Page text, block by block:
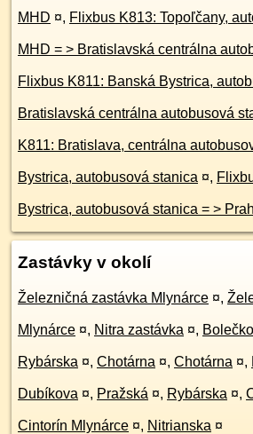
MHD ¤, Flixbus K813: Topoľčany,
MHD = > Bratislavská centrálna
Flixbus K811: Banská Bystrica,
Bratislavská centrálna autobusová
K811: Bratislava, centrálna autobusová
Bystrica, autobusová stanica ¤,
Bystrica,
Zastávky v okolí
Železničná zastávka Mlynárce ¤,
Mlynárce ¤, Nitra zastávka ¤,
Rybárska ¤, Chotárna ¤, Chotárna ¤,
Dubíkova ¤, Pražská ¤, Rybárska ¤,
Cintorín Mlynárce ¤, Nitrianska ¤